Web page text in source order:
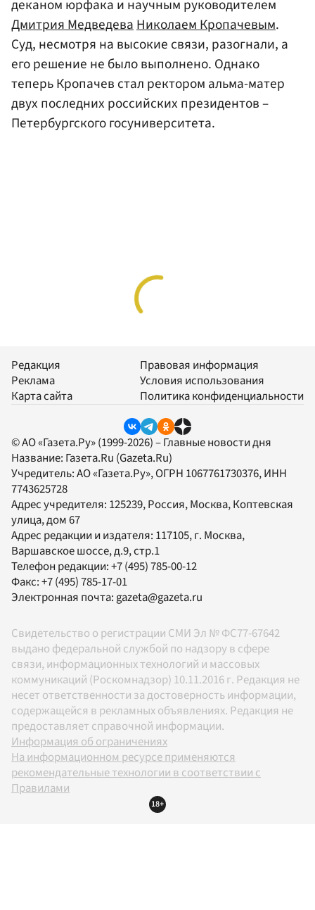
деканом юрфака и научным руководителем
Дмитрия МедведеваНиколаем Кропачевым.
Суд, несмотря на высокие связи, разогнали, а
его решение не было выполнено. Однако
теперь Кропачев стал ректором альма-матер
двух последних российских президентов –
Петербургского госуниверситета.
Редакция
Реклама
Карта сайта
Правовая информация
Условия использования
Политика конфиденциальности
© АО «Газета.Ру» (1999-2026) – Главные новости дня
Название: Газета.Ru (Gazeta.Ru)
Учредитель:АО «Газета.Ру», ОГРН 1067761730376, ИНН
7743625728
Адрес учредителя: 125239, Россия, Москва, Коптевская
улица, дом 67
Адрес редакции и издателя: 117105, г. Москва,
Варшавское шоссе, д.9, стр.1
Телефон редакции:+7 (495) 785-00-12
Факс:+7 (495) 785-17-01
Электронная почта:gazeta@gazeta.ru
Свидетельство о регистрации СМИ Эл № ФС77-67642
выдано федеральной службой по надзору в сфере
связи, информационных технологий и массовых
коммуникаций (Роскомнадзор) 10.11.2016 г. Редакция не
несет ответственности за достоверность информации,
содержащейся в рекламных объявлениях. Редакция не
предоставляет справочной информации.
Информация об ограничениях
На информационном ресурсе применяются
рекомендательные технологии в соответствии с
Правилами
18+